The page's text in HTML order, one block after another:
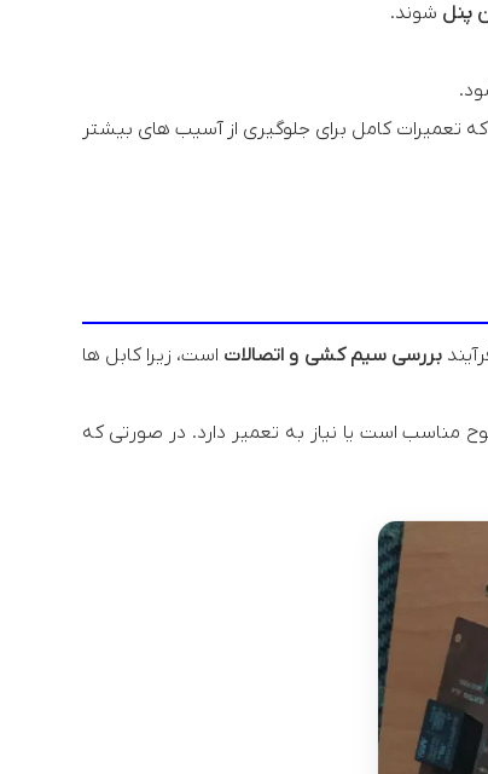
پنل شوند.
تعمیرات کامل برای جلوگیری از آسیب های بیشتر
بررسی سیم کشی و اتصالات است، زیرا کابل ها
است یا نیاز به تعمیر دارد. در صورتی که